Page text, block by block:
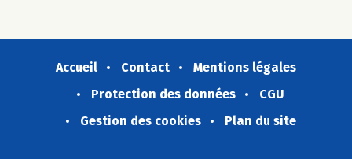
Accueil Contact
Mentions légales
Protection des données
CGU
Gestion des cookies
Plan du site